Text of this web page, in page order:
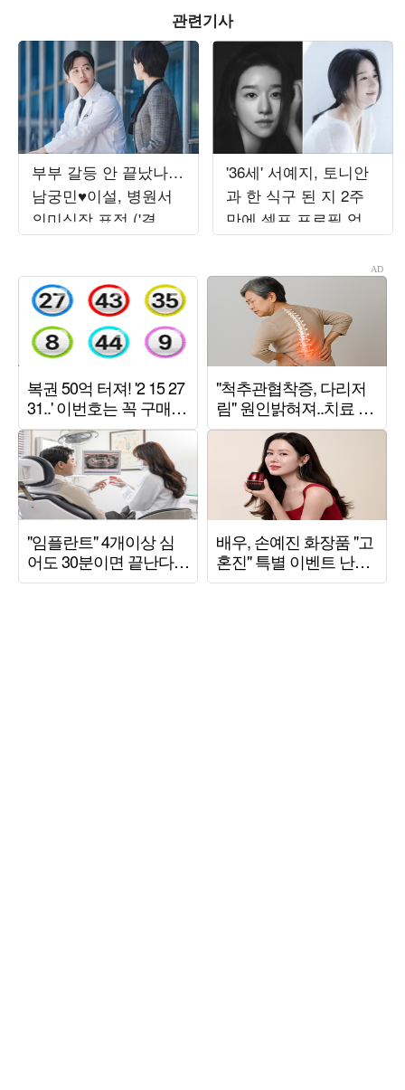
관련기사
부부 갈등 안 끝났나…
남궁민♥이설, 병원서
의미심장 표정 ('결혼
의완성')
'36세' 서예지, 토니안
과 한 식구 된 지 2주
만에 셀프 프로필 업로
드…평온해진 분위기